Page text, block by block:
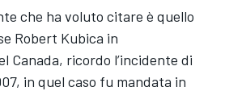
che ha voluto citare è quello
Robert Kubica in
Canada, ricordo l’incidente di
in quel caso fu mandata in